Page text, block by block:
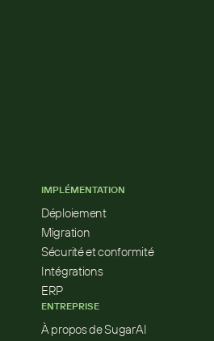
IMPLÉMENTATION
Déploiement
Migration
Sécurité et conformité
Intégrations
ERP
ENTREPRISE
À propos de SugarAI